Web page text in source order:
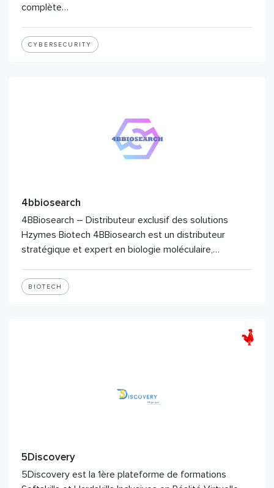
complète…
CYBERSECURITY
4bbiosearch
4BBiosearch – Distributeur exclusif des solutions
Hzymes Biotech 4BBiosearch est un distributeur
stratégique et expert en biologie moléculaire,…
BIOTECH
5Discovery
5Discovery est la 1ère plateforme de formations